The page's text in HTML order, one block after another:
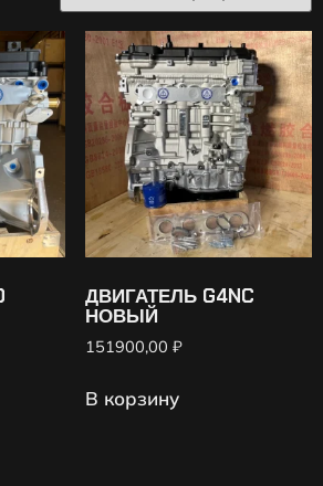
ДВИГАТЕЛЬ G4NC
НОВЫЙ
151900,00 ₽
В корзину